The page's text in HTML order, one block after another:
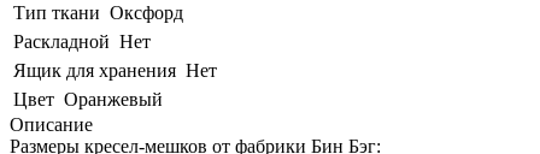
Тип ткани Оксфорд
Раскладной Нет
Ящик для хранения Нет
Цвет Оранжевый
Описание
Размеры кресел-мешков от фабрики Бин Бэг: